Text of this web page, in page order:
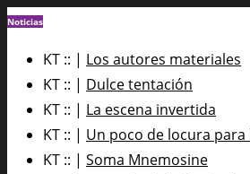
Noticias
KT :: | Los autores materiales
KT :: | Dulce tentación
KT :: | La escena invertida
KT :: | Un poco de locura
KT :: | Soma Mnemosine